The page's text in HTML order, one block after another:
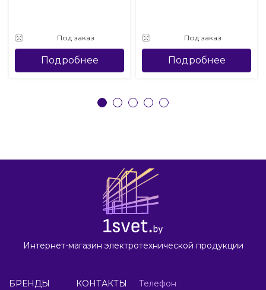
Под заказ
Подробнее
Под заказ
Подробнее
Интернет-магазин электротехнической продукции
БРЕНДЫ КОНТАКТЫ
Телефон